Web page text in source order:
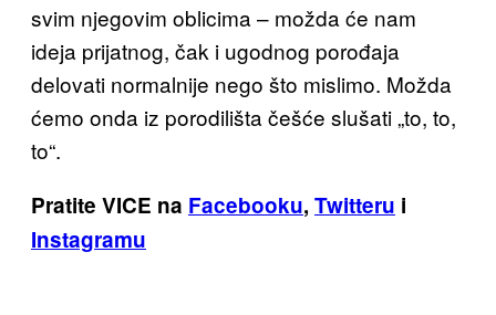
svim njegovim oblicima – možda će nam
ideja prijatnog, čak i ugodnog porođaja
delovati normalnije nego što mislimo. Možda
ćemo onda iz porodilišta češće slušati „to, to,
to“.
Pratite VICE na Facebooku, Twitteru i
Instagramu